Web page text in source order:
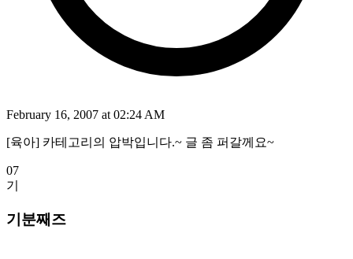
February 16, 2007 at 02:24 AM
[육아] 카테고리의 압박입니다.~ 글 좀 퍼갈께요~
07
기
기분째즈